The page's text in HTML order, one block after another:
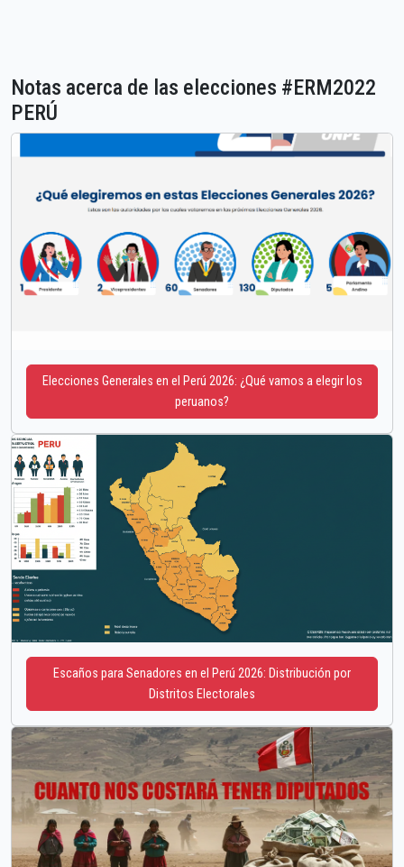
Notas acerca de las elecciones #ERM2022
PERÚ
Elecciones Generales en el Perú 2026: ¿Qué vamos a elegir los
peruanos?
Escaños para Senadores en el Perú 2026: Distribución por
Distritos Electorales